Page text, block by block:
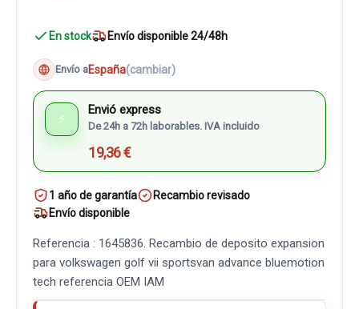
En stock Envío disponible 24/48h
Envío aEspaña(cambiar)
⚡
Envió express
De 24h a 72h laborables. IVA incluido
19,36 €
1 año de garantía
Recambio revisado
Envío disponible
Referencia : 1645836. Recambio de deposito expansion
para volkswagen golf vii sportsvan advance bluemotion
tech referencia OEM IAM